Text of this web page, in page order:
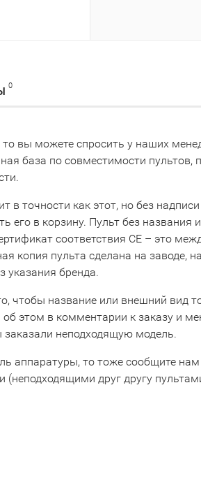
0
то вы можете спросить у наших
база по совместимости пультов,
точности как этот, но без надписи
его в корзину. Пульт без названия
соответствия СЕ – это
копия пульта сделана на заводе,
указания бренда.
чтобы название или внешний вид
этом в комментарии к заказу и
заказали неподходящую модель.
аппаратуры, то тоже сообщите
друг другу